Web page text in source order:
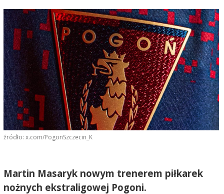
źródło: x.com/PogonSzczecin_K
Martin Masaryk nowym trenerem piłkarek
nożnych ekstraligowej Pogoni.